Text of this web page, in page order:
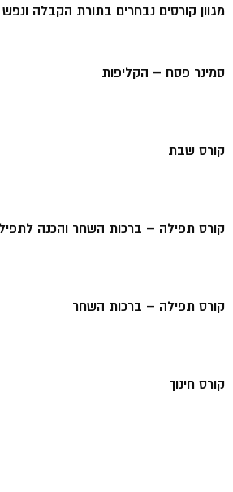
מגוון קורסים נבחרים בתורת הקבלה
סמינר פסח – הקליפות
קורס שבת
קורס תפילה – ברכות השחר והכנה
קורס תפילה – ברכות השחר
קורס חינוך